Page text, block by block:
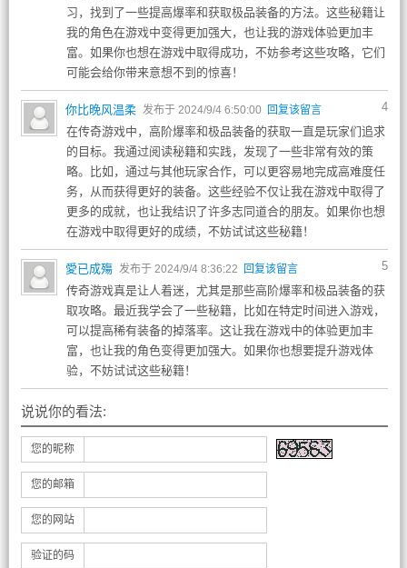
习，找到了一些提高爆率和获取极品装备的方法。这些秘籍让
我的角色在游戏中变得更加强大，也让我的游戏体验更加丰
富。如果你也想在游戏中取得成功，不妨参考这些攻略，它们
可能会给你带来意想不到的惊喜！
4
你比晚风温柔 发布于 2024/9/4 6:50:00 回复该留言
在传奇游戏中，高阶爆率和极品装备的获取一直是玩家们追求
的目标。我通过阅读秘籍和实践，发现了一些非常有效的策
略。比如，通过与其他玩家合作，可以更容易地完成高难度任
务，从而获得更好的装备。这些经验不仅让我在游戏中取得了
更多的成就，也让我结识了许多志同道合的朋友。如果你也想
在游戏中取得更好的成绩，不妨试试这些秘籍！
5
愛已成殤 发布于 2024/9/4 8:36:22 回复该留言
传奇游戏真是让人着迷，尤其是那些高阶爆率和极品装备的获
取攻略。最近我学会了一些秘籍，比如在特定时间进入游戏，
可以提高稀有装备的掉落率。这让我在游戏中的体验更加丰
富，也让我的角色变得更加强大。如果你也想要提升游戏体
验，不妨试试这些秘籍！
说说你的看法:
您的昵称
您的邮箱
您的网站
验证的码